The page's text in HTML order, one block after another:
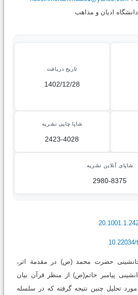
ادیان و مذاهب
تاریخ دریافت
1402/12/28
شاپا چاپی نشریه
2423-4028
شاپای آنلاین نشریه
2980-8375
حضرت محمد (ص) در مقدمة اثر،
پیامبر خاتم(ص) از منظر قرآن بیان
تحلیل چنین نتیجه گرفته که در سلسله